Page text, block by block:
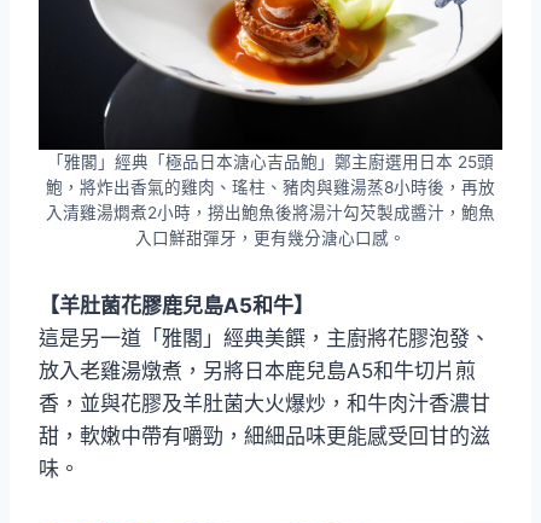
「雅閣」經典「極品日本溏心吉品鮑」鄭主廚選用日本 25頭
鮑，將炸出香氣的雞肉、瑤柱、豬肉與雞湯蒸8小時後，再放
入清雞湯燜煮2小時，撈出鮑魚後將湯汁勾芡製成醬汁，鮑魚
入口鮮甜彈牙，更有幾分溏心口感。
【羊肚菌花膠鹿兒島A5和牛】
這是另一道「雅閣」經典美饌，主廚將花膠泡發、
放入老雞湯燉煮，另將日本鹿兒島A5和牛切片煎
香，並與花膠及羊肚菌大火爆炒，和牛肉汁香濃甘
甜，軟嫩中帶有嚼勁，細細品味更能感受回甘的滋
味。